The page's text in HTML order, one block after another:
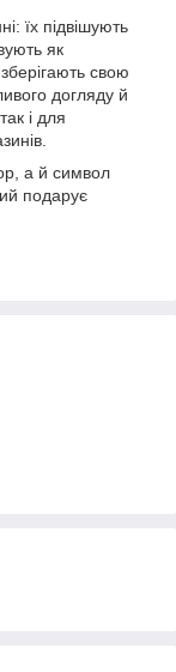
їх підвішують
як
свою
догляду й
і для
а й символ
подарує